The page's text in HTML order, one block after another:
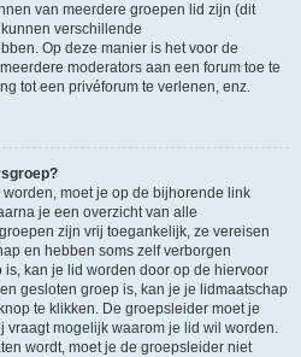
van meerdere groepen lid zijn (dit
verschillende
Op deze manier is het voor de
moderators aan een forum toe te
tot een privéforum te verlenen, enz.
moet je op de bijhorende link
je een overzicht van alle
zijn vrij toegankelijk, ze vereisen
en hebben soms zelf verborgen
kan je lid worden door op de hiervoor
gesloten groep is, kan je je lidmaatschap
te klikken. De groepsleider moet je
vraagt mogelijk waarom je lid wil worden.
wordt, moet je de groepsleider niet